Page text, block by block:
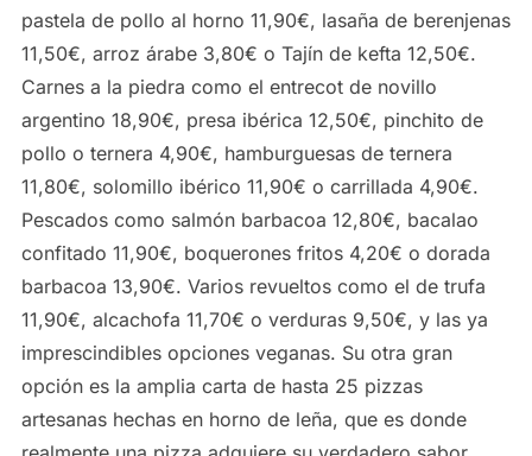
pastela de pollo al horno 11,90€, lasaña de berenjenas
11,50€, arroz árabe 3,80€ o Tajín de kefta 12,50€.
Carnes a la piedra como el entrecot de novillo
argentino 18,90€, presa ibérica 12,50€, pinchito de
pollo o ternera 4,90€, hamburguesas de ternera
11,80€, solomillo ibérico 11,90€ o carrillada 4,90€.
Pescados como salmón barbacoa 12,80€, bacalao
confitado 11,90€, boquerones fritos 4,20€ o dorada
barbacoa 13,90€. Varios revueltos como el de trufa
11,90€, alcachofa 11,70€ o verduras 9,50€, y las ya
imprescindibles opciones veganas. Su otra gran
opción es la amplia carta de hasta 25 pizzas
artesanas hechas en horno de leña, que es donde